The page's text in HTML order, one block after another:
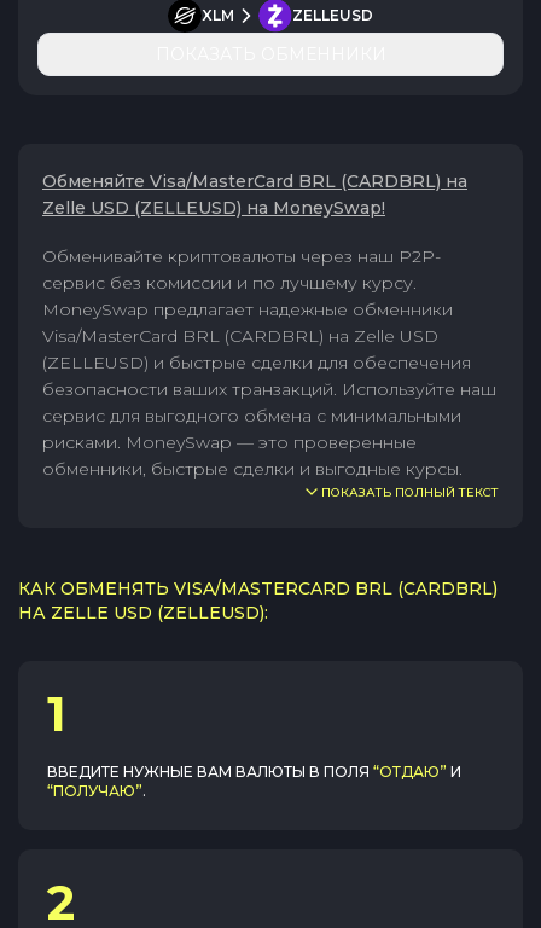
XLM ZELLEUSD
Обменяйте Visa/MasterCard BRL (CARDBRL) на
Zelle USD (ZELLEUSD) на MoneySwap!
Обменивайте криптовалюты через наш P2P-
сервис без комиссии и по лучшему курсу.
MoneySwap предлагает надежные обменники
Visa/MasterCard BRL (CARDBRL) на Zelle USD
(ZELLEUSD) и быстрые сделки для обеспечения
безопасности ваших транзакций. Используйте наш
сервис для выгодного обмена с минимальными
рисками. MoneySwap — это проверенные
обменники, быстрые сделки и выгодные курсы.
ПОКАЗАТЬ ПОЛНЫЙ ТЕКСТ
КАК ОБМЕНЯТЬ VISA/MASTERCARD BRL (CARDBRL)
НА ZELLE USD (ZELLEUSD):
1
ВВЕДИТЕ НУЖНЫЕ ВАМ ВАЛЮТЫ В ПОЛЯ “ОТДАЮ” И
“ПОЛУЧАЮ”.
2